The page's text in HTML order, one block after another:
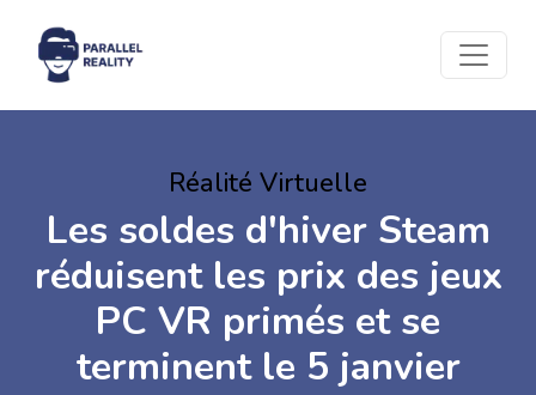
Réalité Virtuelle
Les soldes d'hiver Steam
réduisent les prix des jeux
PC VR primés et se
terminent le 5 janvier